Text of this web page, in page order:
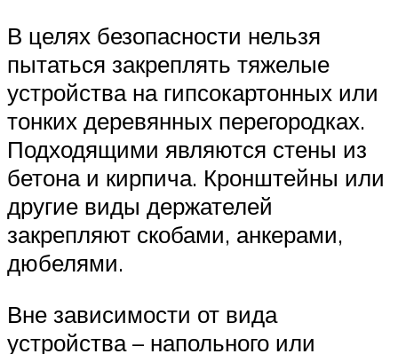
В целях безопасности нельзя
пытаться закреплять тяжелые
устройства на гипсокартонных или
тонких деревянных перегородках.
Подходящими являются стены из
бетона и кирпича. Кронштейны или
другие виды держателей
закрепляют скобами, анкерами,
дюбелями.
Вне зависимости от вида
устройства – напольного или